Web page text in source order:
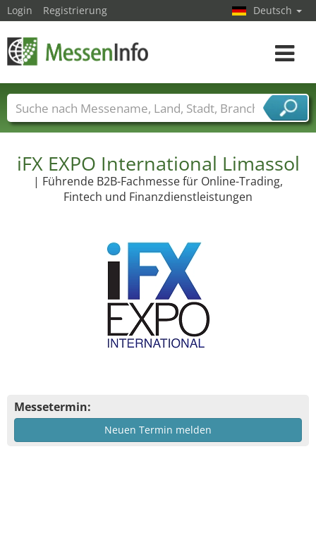
iFX EXPO International Limassol
| Führende B2B-Fachmesse für Online-Trading,
Fintech und Finanzdienstleistungen
Messetermin:
Neuen Termin melden
Login Registrierung Deutsch
Toggle
Messenamen Länder Städte
Branchen